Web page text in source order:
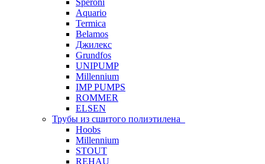
Speroni
Aquario
Termica
Belamos
Джилекс
Grundfos
UNIPUMP
Millennium
IMP PUMPS
ROMMER
ELSEN
Трубы из сшитого полиэтилена
Hoobs
Millennium
STOUT
REHAU